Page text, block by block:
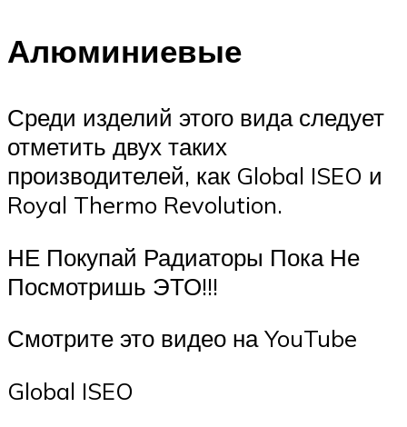
Алюминиевые
Среди изделий этого вида следует
отметить двух таких
производителей, как Global ISEO и
Royal Thermo Revolution.
НЕ Покупай Радиаторы Пока Не
Посмотришь ЭТО!!!
Смотрите это видео на YouTube
Global ISEO